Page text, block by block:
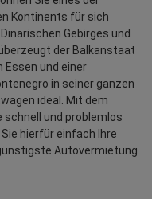
Kontinents für sich
Gebirges und
der Balkanstaat
Essen und einer
in seiner ganzen
ideal. Mit dem
schnell und problemlos
hierfür einfach Ihre
Autovermietung